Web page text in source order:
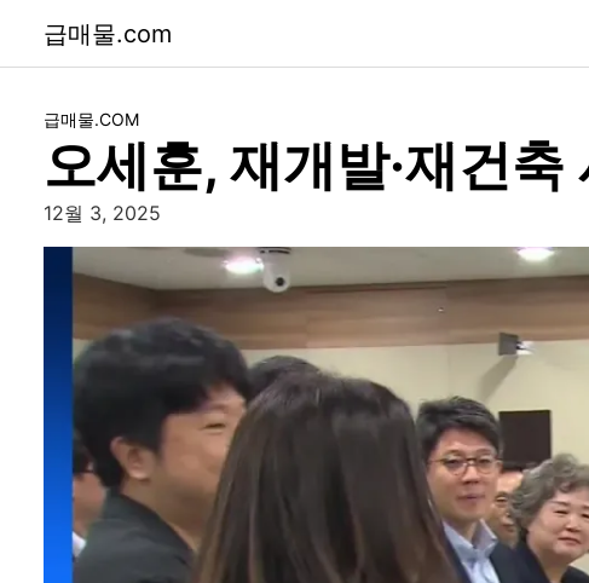
급매물.com
급매물.COM
오세훈, 재개발·재건
12월 3, 2025